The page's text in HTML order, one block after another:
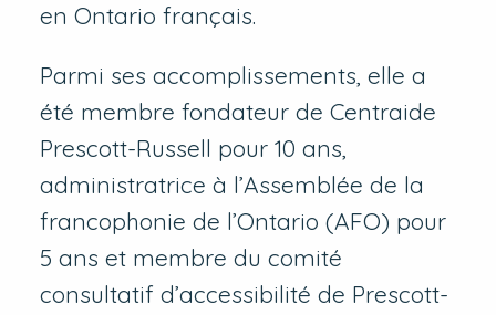
en Ontario français.
Parmi ses accomplissements, elle a
été membre fondateur de Centraide
Prescott-Russell pour 10 ans,
administratrice à l’Assemblée de la
francophonie de l’Ontario (AFO) pour
5 ans et membre du comité
consultatif d’accessibilité de Prescott-